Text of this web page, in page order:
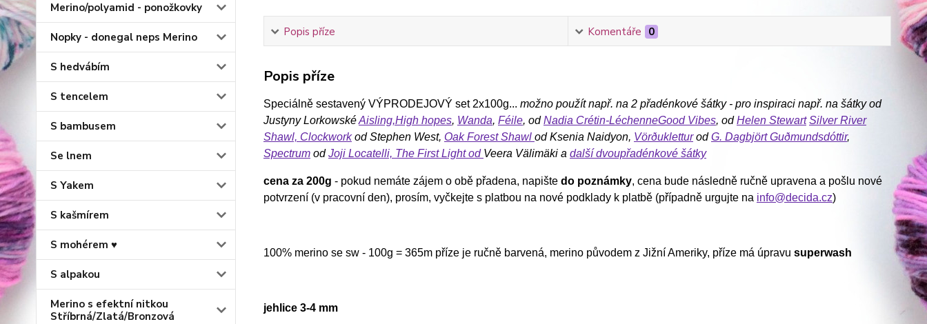
Merino/polyamid - ponožkovky
Nopky - donegal neps Merino
S hedvábím
S tencelem
S bambusem
Se lnem
S Yakem
S kašmírem
S mohérem ♥
S alpakou
Merino s efektní nitkou
Stříbrná/Zlatá/Bronzová
Popis příze Komentáře 0
Popis příze
Speciálně sestavený VÝPRODEJOVÝ set 2x100g... možno použít např. na 2 přadénkové šátky - pro inspiraci např. na šátky od
Justyny LorkowskéAisling,High hopes, Wanda, Féile, odNadia Crétin-LéchenneGood Vibes, odHelen Stewart Silver River
Shawl, Clockworkod Stephen West, Oak Forest Shawl od Ksenia Naidyon, VörðukletturodG. Dagbjört Guðmundsdóttir,
SpectrumodJoji Locatelli, The First Lightod Veera Välimäki a další dvoupřadénkové šátky
cena za 200g - pokud nemáte zájem o obě přadena, napište do poznámky, cena bude následně ručně upravena a pošlu nové
potvrzení (v pracovní den), prosím, vyčkejte s platbou na nové podklady k platbě (případně urgujte na info@decida.cz)
100% merino se sw - 100g = 365m příze je ručně barvená, merino původem z Jižní Ameriky, příze má úpravu superwash
jehlice 3-4 mm